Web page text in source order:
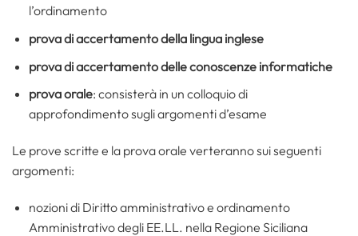
l’ordinamento
prova di accertamento della lingua inglese
prova di accertamento delle conoscenze informatiche
prova orale: consisterà in un colloquio di
approfondimento sugli argomenti d’esame
Le prove scritte e la prova orale verteranno sui seguenti
argomenti:
nozioni di Diritto amministrativo e ordinamento
Amministrativo degli EE.LL. nella Regione Siciliana